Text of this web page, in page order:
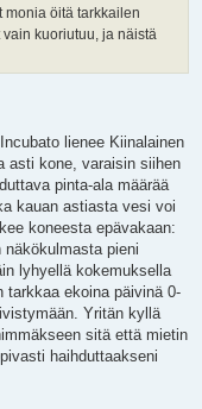
monia öitä tarkkailen
kuoriutuu, ja näistä
lienee Kiinalainen
asti kone, varaisin siihen
pinta-ala määrää
kauan astiasta vesi voi
koneesta epävakaan:
pieni
lyhyellä kokemuksella
tarkkaa ekoina päivinä 0-
Yritän kyllä
sitä että mietin
haihduttaakseni